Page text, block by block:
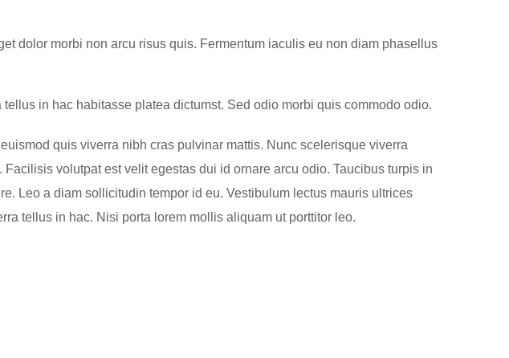
dolor morbi non arcu risus quis. Fermentum iaculis eu non diam phasellus
in hac habitasse platea dictumst. Sed odio morbi quis commodo odio.
quis viverra nibh cras pulvinar mattis. Nunc scelerisque viverra
volutpat est velit egestas dui id ornare arcu odio. Taucibus turpis in
Leo a diam sollicitudin tempor id eu. Vestibulum lectus mauris ultrices
tellus in hac. Nisi porta lorem mollis aliquam ut porttitor leo.